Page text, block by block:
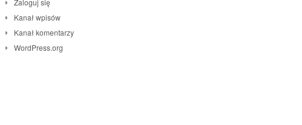
Zaloguj się
Kanał wpisów
Kanał komentarzy
WordPress.org